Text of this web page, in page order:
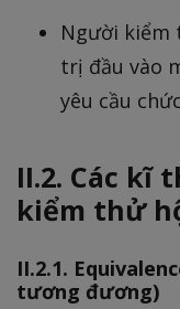
Người kiểm
trị đầu vào
yêu cầu
II.2. Các kĩ
kiểm thử
II.2.1.
tương đương)